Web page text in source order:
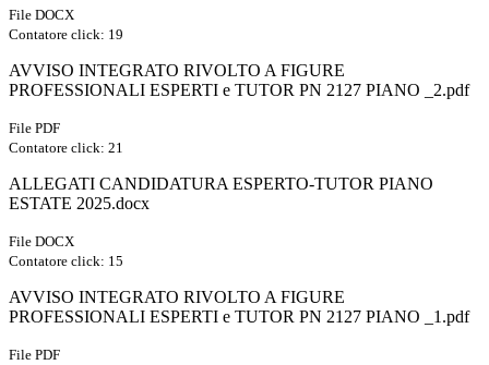
File DOCX
Contatore click: 19
AVVISO INTEGRATO RIVOLTO A FIGURE
PROFESSIONALI ESPERTI e TUTOR PN 2127 PIANO _2.pdf
File PDF
Contatore click: 21
ALLEGATI CANDIDATURA ESPERTO-TUTOR PIANO
ESTATE 2025.docx
File DOCX
Contatore click: 15
AVVISO INTEGRATO RIVOLTO A FIGURE
PROFESSIONALI ESPERTI e TUTOR PN 2127 PIANO _1.pdf
File PDF